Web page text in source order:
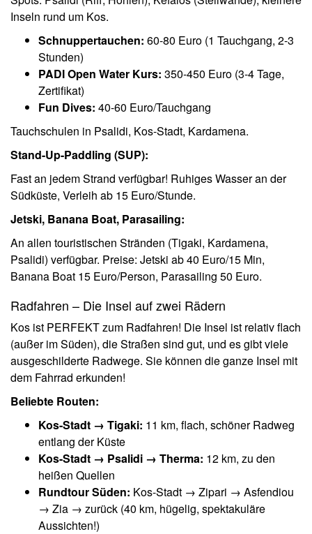
Inseln rund um Kos.
Schnuppertauchen: 60-80 Euro (1 Tauchgang, 2-3
Stunden)
PADI Open Water Kurs: 350-450 Euro (3-4 Tage,
Zertifikat)
Fun Dives: 40-60 Euro/Tauchgang
Tauchschulen in Psalidi, Kos-Stadt, Kardamena.
Stand-Up-Paddling (SUP):
Fast an jedem Strand verfügbar! Ruhiges Wasser an der
Südküste, Verleih ab 15 Euro/Stunde.
Jetski, Banana Boat, Parasailing:
An allen touristischen Stränden (Tigaki, Kardamena,
Psalidi) verfügbar. Preise: Jetski ab 40 Euro/15 Min,
Banana Boat 15 Euro/Person, Parasailing 50 Euro.
Radfahren – Die Insel auf zwei Rädern
Kos ist PERFEKT zum Radfahren! Die Insel ist relativ flach
(außer im Süden), die Straßen sind gut, und es gibt viele
ausgeschilderte Radwege. Sie können die ganze Insel mit
dem Fahrrad erkunden!
Beliebte Routen:
Kos-Stadt → Tigaki: 11 km, flach, schöner Radweg
entlang der Küste
Kos-Stadt → Psalidi → Therma: 12 km, zu den
heißen Quellen
Rundtour Süden: Kos-Stadt → Zipari → Asfendiou
→ Zia → zurück (40 km, hügelig, spektakuläre
Aussichten!)